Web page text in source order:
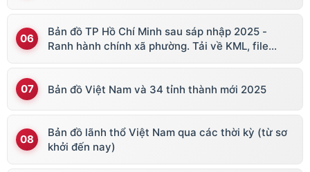
Bản đồ TP Hồ Chí Minh sau sáp nhập 2025 -
Ranh hành chính xã phường. Tải về KML, file
Bản đồ Việt Nam và 34 tỉnh thành mới 2025
Bản đồ lãnh thổ Việt Nam qua các thời kỳ (từ sơ
khởi đến nay)